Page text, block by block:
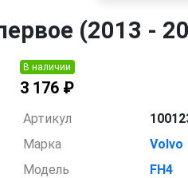
(2013 -
В наличии
3 176 ₽
Артикул
Марка
Volvo
Модель
FH4